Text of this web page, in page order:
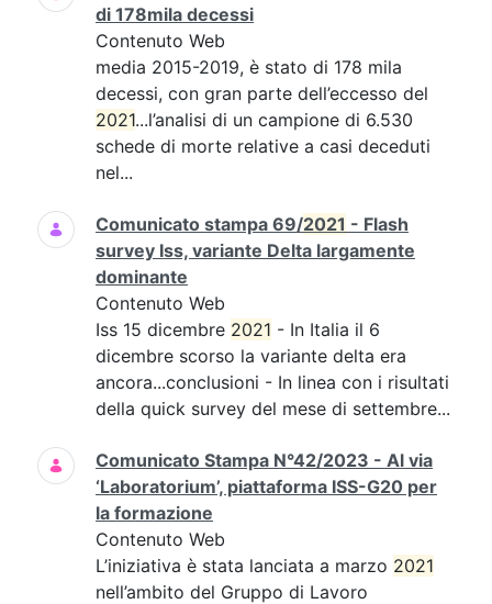
di 178mila decessi
Contenuto Web
media 2015-2019, è stato di 178 mila
decessi, con gran parte dell’eccesso del
2021...l’analisi di un campione di 6.530
schede di morte relative a casi deceduti
nel...
Comunicato stampa 69/2021 - Flash
survey Iss, variante Delta largamente
dominante
Contenuto Web
Iss 15 dicembre 2021 - In Italia il 6
dicembre scorso la variante delta era
ancora...conclusioni - In linea con i risultati
della quick survey del mese di settembre...
Comunicato Stampa N°42/2023 - Al via
‘Laboratorium’, piattaforma ISS-G20 per
la formazione
Contenuto Web
L’iniziativa è stata lanciata a marzo 2021
nell’ambito del Gruppo di Lavoro